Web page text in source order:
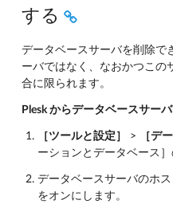
する
データベースサーバを削除で
ーバではなく、なおかつこの
合に限られます。
Plesk からデータベースサー
［ツールと設定］ > ［デ
ーションとデータベース
データベースサーバのホ
をオンにします。